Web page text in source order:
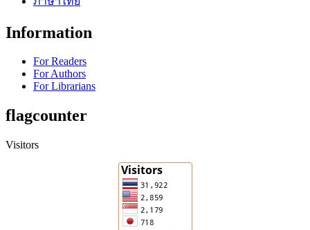
Information
For Readers
For Authors
For Librarians
flagcounter
Visitors